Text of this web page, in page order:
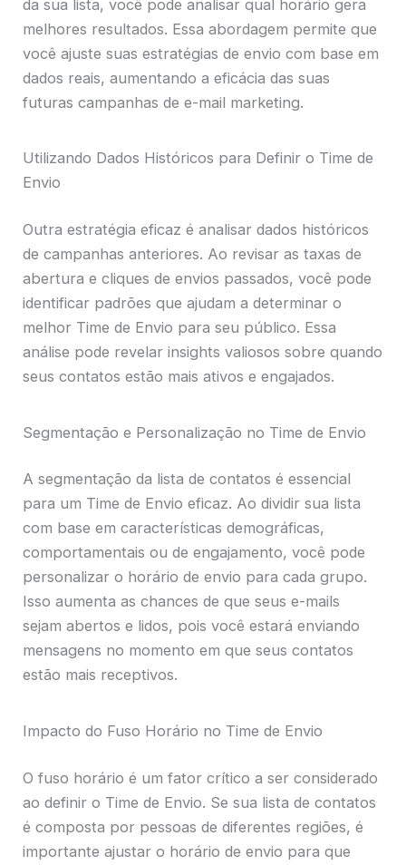
da sua lista, você pode analisar qual horário gera
melhores resultados. Essa abordagem permite que
você ajuste suas estratégias de envio com base em
dados reais, aumentando a eficácia das suas
futuras campanhas de e-mail marketing.
Utilizando Dados Históricos para Definir o Time de
Envio
Outra estratégia eficaz é analisar dados históricos
de campanhas anteriores. Ao revisar as taxas de
abertura e cliques de envios passados, você pode
identificar padrões que ajudam a determinar o
melhor Time de Envio para seu público. Essa
análise pode revelar insights valiosos sobre quando
seus contatos estão mais ativos e engajados.
Segmentação e Personalização no Time de Envio
A segmentação da lista de contatos é essencial
para um Time de Envio eficaz. Ao dividir sua lista
com base em características demográficas,
comportamentais ou de engajamento, você pode
personalizar o horário de envio para cada grupo.
Isso aumenta as chances de que seus e-mails
sejam abertos e lidos, pois você estará enviando
mensagens no momento em que seus contatos
estão mais receptivos.
Impacto do Fuso Horário no Time de Envio
O fuso horário é um fator crítico a ser considerado
ao definir o Time de Envio. Se sua lista de contatos
é composta por pessoas de diferentes regiões, é
importante ajustar o horário de envio para que